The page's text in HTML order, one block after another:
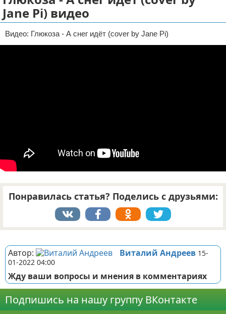
Отказ от ответственности
Jane Pi) видео
Видео: Глюкоза - А снег идёт (cover by Jane Pi)
Понравилась статья? Поделись с друзьями:
Автор: Виталий Андреев 15-
01-2022 04:00
Жду ваши вопросы и мнения в комментариях
Подпишись на нашу группу ВКонтакте